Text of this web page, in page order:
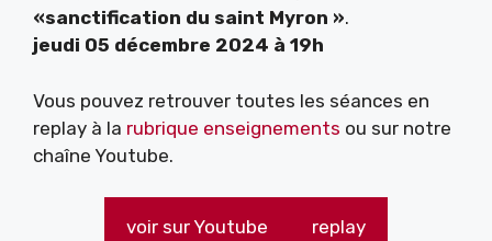
«sanctification du saint Myron ».
jeudi 05 décembre 2024 à 19h
Vous pouvez retrouver toutes les séances en
replay à la rubrique enseignements ou sur notre
chaîne Youtube.
voir sur Youtube replay